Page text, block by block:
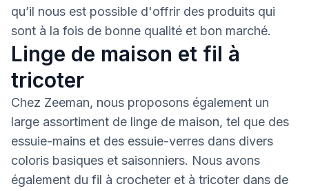
qu’il nous est possible d'offrir des produits qui
sont à la fois de bonne qualité et bon marché.
Linge de maison et fil à
tricoter
Chez Zeeman, nous proposons également un
large assortiment de linge de maison, tel que des
essuie-mains et des essuie-verres dans divers
coloris basiques et saisonniers. Nous avons
également du fil à crocheter et à tricoter dans de